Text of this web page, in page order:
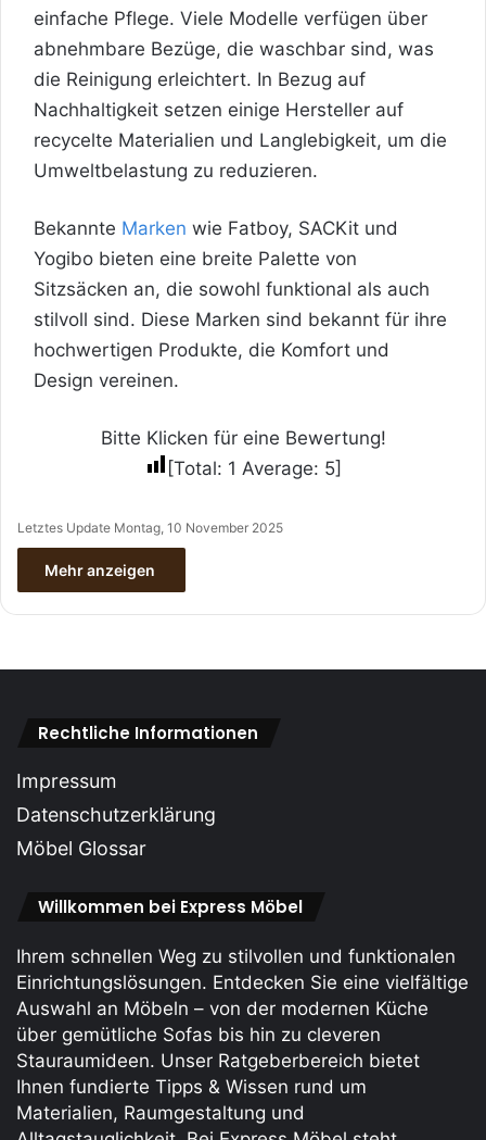
einfache Pflege. Viele Modelle verfügen über
abnehmbare Bezüge, die waschbar sind, was
die Reinigung erleichtert. In Bezug auf
Nachhaltigkeit setzen einige Hersteller auf
recycelte Materialien und Langlebigkeit, um die
Umweltbelastung zu reduzieren.
Bekannte Marken wie Fatboy, SACKit und
Yogibo bieten eine breite Palette von
Sitzsäcken an, die sowohl funktional als auch
stilvoll sind. Diese Marken sind bekannt für ihre
hochwertigen Produkte, die Komfort und
Design vereinen.
Bitte Klicken für eine Bewertung!
[Total: 1 Average: 5]
Letztes Update Montag, 10 November 2025
Mehr anzeigen
Rechtliche Informationen
Impressum
Datenschutzerklärung
Möbel Glossar
Willkommen bei Express Möbel
Ihrem schnellen Weg zu stilvollen und funktionalen
Einrichtungslösungen. Entdecken Sie eine vielfältige
Auswahl an Möbeln – von der modernen Küche
über gemütliche Sofas bis hin zu cleveren
Stauraum­ideen. Unser Ratgeberbereich bietet
Ihnen fundierte Tipps & Wissen rund um
Materialien, Raumgestaltung und